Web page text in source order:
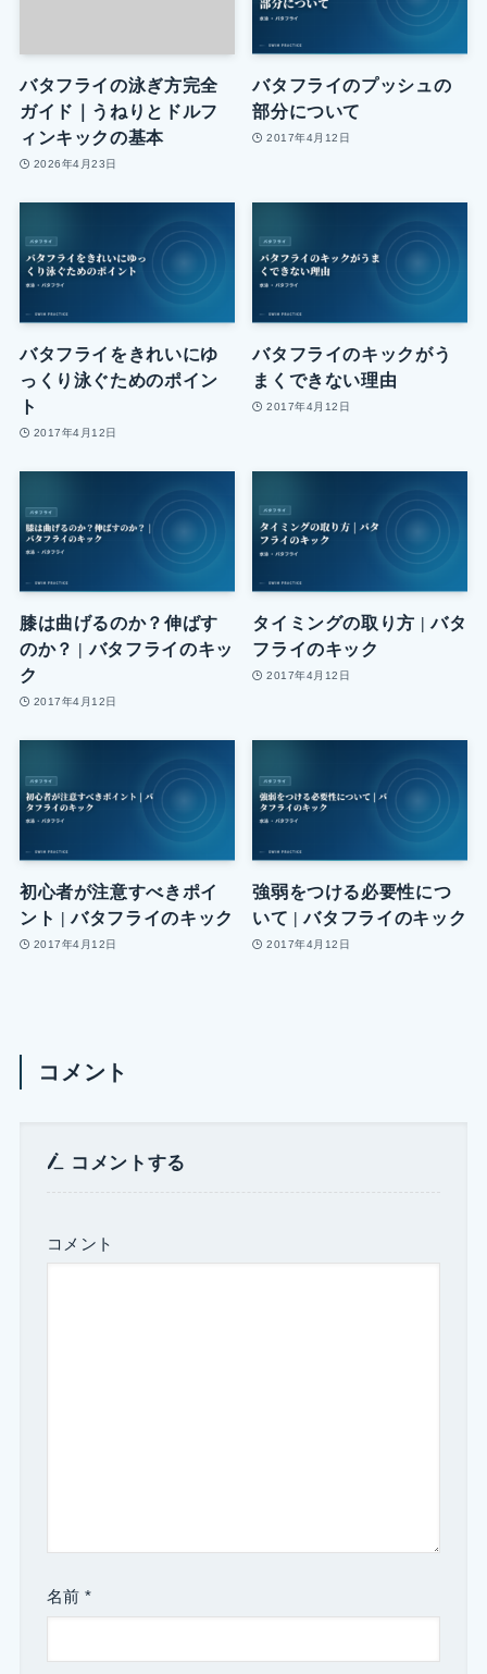
バタフライの泳ぎ方完全
ガイド｜うねりとドルフ
ィンキックの基本
2026年4月23日
バタフライのプッシュの
部分について
2017年4月12日
バタフライをきれいにゆ
っくり泳ぐためのポイン
ト
2017年4月12日
バタフライのキックがう
まくできない理由
2017年4月12日
膝は曲げるのか？伸ばす
のか？ | バタフライのキッ
ク
2017年4月12日
タイミングの取り方 | バタ
フライのキック
2017年4月12日
初心者が注意すべきポイ
ント | バタフライのキック
2017年4月12日
強弱をつける必要性につ
いて | バタフライのキック
2017年4月12日
コメント
コメントする
コメント
名前*